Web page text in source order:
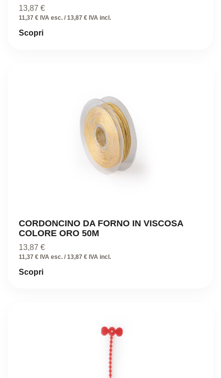
13,87 €
11,37 € IVA esc. / 13,87 € IVA incl.
Scopri
CORDONCINO DA FORNO IN VISCOSA
COLORE ORO 50M
13,87 €
11,37 € IVA esc. / 13,87 € IVA incl.
Scopri